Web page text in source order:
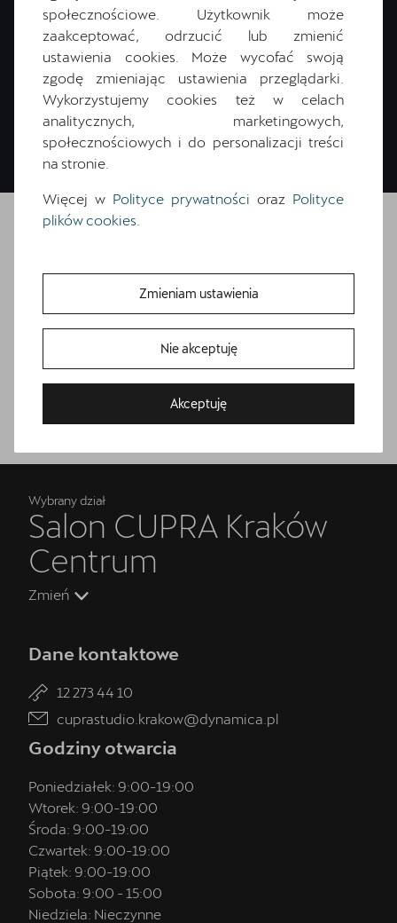
Bezpłatna jazda próbna
Przetestuj model z wybranym silnikiem i skrzynią biegów
Zamów kontakt
Skontaktuj się z
nami
Wybrany dział
Salon CUPRA Kraków
Centrum
Zmień
Dane kontaktowe
12 273 44 10
cuprastudio.krakow@dynamica.pl
Godziny otwarcia
Poniedziałek: 9:00-19:00
Wtorek: 9:00-19:00
Środa: 9:00-19:00
Czwartek: 9:00-19:00
Piątek: 9:00-19:00
Sobota: 9:00 - 15:00
Niedziela: Nieczynne
społecznościowe. Użytkownik może
zaakceptować, odrzucić lub zmienić
ustawienia cookies. Może wycofać swoją
zgodę zmieniając ustawienia przeglądarki.
Wykorzystujemy cookies też w celach
analitycznych, marketingowych,
społecznościowych i do personalizacji treści
na stronie.
Więcej w Polityce prywatności oraz Polityce
plików cookies
Zmieniam ustawienia
Nie akceptuję
Akceptuję